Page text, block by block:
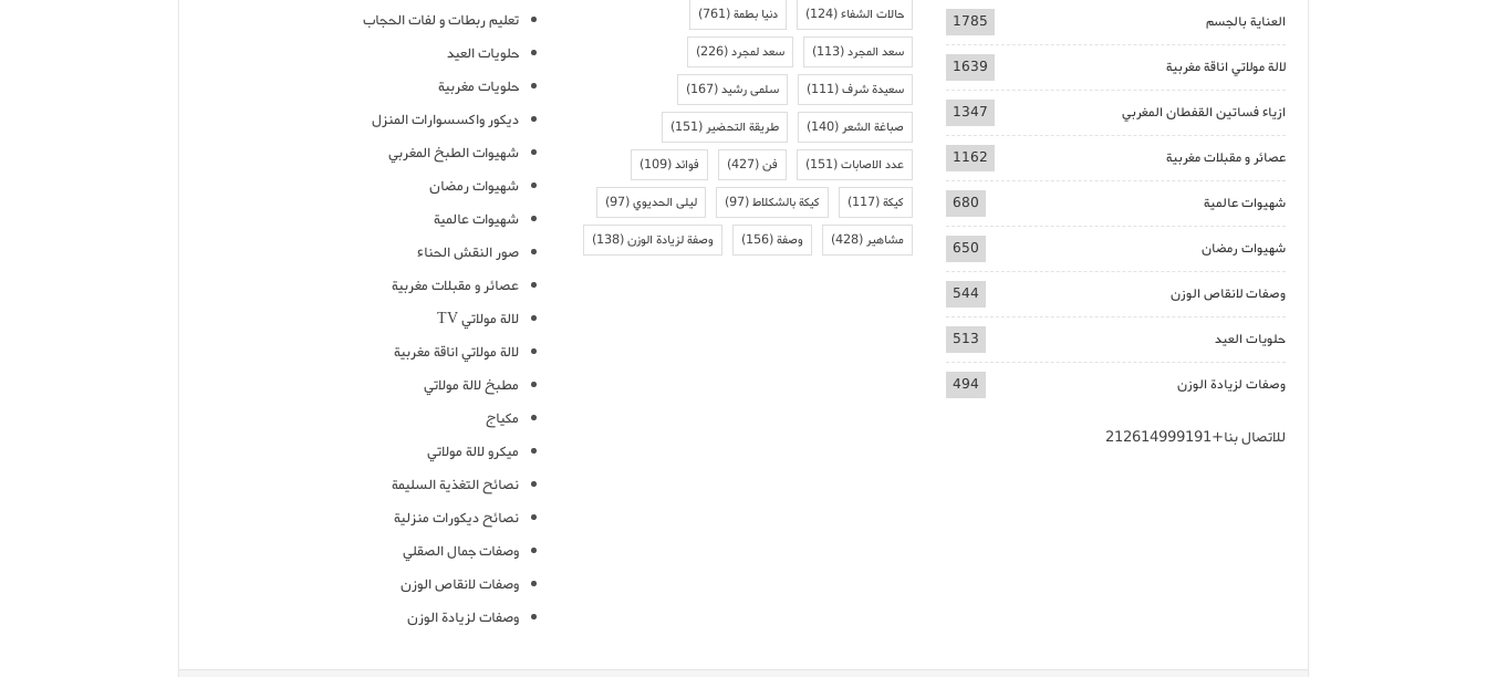
العناية بالجسم 1785
لالة مولاتي اناقة مغربية 1639
ازياء فساتين القفطان المغربي 1347
عصائر و مقبلات مغربية 1162
شهيوات عالمية 680
شهيوات رمضان 650
وصفات لانقاص الوزن 544
حلويات العيد 513
وصفات لزيادة الوزن 494
للاتصال بنا+212614999191
حالات الشفاء(124) دنيا بطمة(761)
سعد المجرد(113) سعد لمجرد(226)
سعيدة شرف(111) سلمى رشيد(167)
صباغة الشعر(140) طريقة التحضير(151)
عدد الاصابات(151) فن(427) فوائد(109)
كيكة(117) كيكة بالشكلاط(97) ليلى الحديوي(97)
مشاهير(428) وصفة(156) وصفة لزيادة الوزن(138)
تعليم ربطات و لفات الحجاب
حلويات العيد
حلويات مغربية
ديكور واكسسوارات المنزل
شهيوات الطبخ المغربي
شهيوات رمضان
شهيوات عالمية
صور النقش الحناء
عصائر و مقبلات مغربية
لالة مولاتي TV
لالة مولاتي اناقة مغربية
مطبخ لالة مولاتي
مكياج
ميكرو لالة مولاتي
نصائح التغذية السليمة
نصائح ديكورات منزلية
وصفات جمال الصقلي
وصفات لانقاص الوزن
وصفات لزيادة الوزن